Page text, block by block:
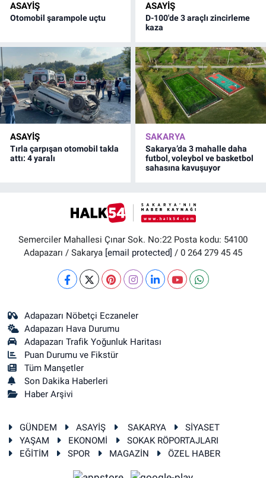
ASAYİŞ
Otomobil şarampole uçtu
ASAYİŞ
D-100'de 3 araçlı zincirleme
kaza
ASAYİŞ
Tırla çarpışan otomobil takla
attı: 4 yaralı
SAKARYA
Sakarya’da 3 mahalle daha
futbol, voleybol ve basketbol
sahasına kavuşuyor
Semerciler Mahallesi Çınar Sok. No:22 Posta kodu: 54100
Adapazarı / Sakarya [email protected] / 0 264 279 45 45
Adapazarı Nöbetçi Eczaneler
Adapazarı Hava Durumu
Adapazarı Trafik Yoğunluk Haritası
Puan Durumu ve Fikstür
Tüm Manşetler
Son Dakika Haberleri
Haber Arşivi
GÜNDEM ASAYİŞ SAKARYA
SİYASET
YAŞAM
EKONOMİ
SOKAK RÖPORTAJLARI
EĞİTİM
SPOR MAGAZİN ÖZEL HABER